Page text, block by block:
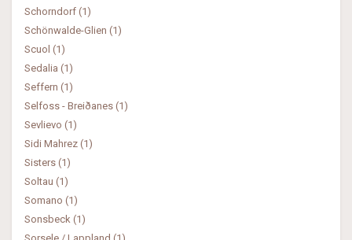
Schorndorf (1)
Schönwalde-Glien (1)
Scuol (1)
Sedalia (1)
Seffern (1)
Selfoss - Breiðanes (1)
Sevlievo (1)
Sidi Mahrez (1)
Sisters (1)
Soltau (1)
Somano (1)
Sonsbeck (1)